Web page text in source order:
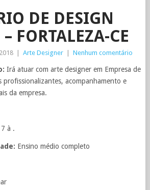
DE DESIGN
FORTALEZA-CE
Arte Designer Nenhum comentário
Irá atuar com arte designer em Empresa de
profissionalizantes, acompanhamento e
da empresa.
à .
Ensino médio completo